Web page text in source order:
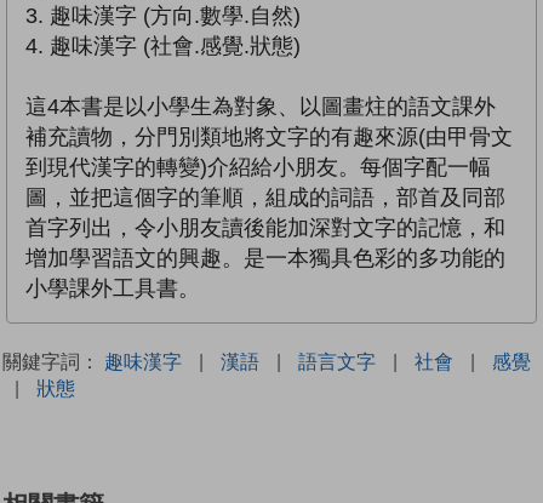
3. 趣味漢字 (方向.數學.自然)
4. 趣味漢字 (社會.感覺.狀態)
這4本書是以小學生為對象、以圖畫炷的語文課外
補充讀物，分門別類地將文字的有趣來源(由甲骨文
到現代漢字的轉變)介紹給小朋友。每個字配一幅
圖，並把這個字的筆順，組成的詞語，部首及同部
首字列出，令小朋友讀後能加深對文字的記憶，和
增加學習語文的興趣。是一本獨具色彩的多功能的
小學課外工具書。
關鍵字詞： 趣味漢字 | 漢語 | 語言文字 | 社會 |
感覺
|
狀態